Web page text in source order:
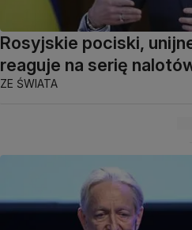
Rosyjskie pociski,
reaguje na serię
ZE ŚWIATA